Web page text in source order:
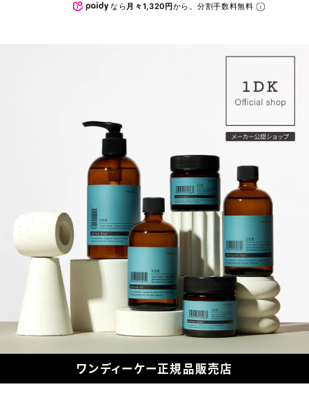
なら 月々1,320円から。分割手数料無料
ワンディーケー正規品販売店